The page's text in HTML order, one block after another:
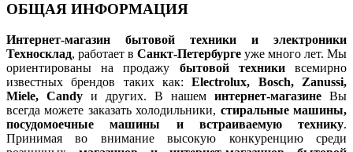
ОБЩАЯ ИНФОРМАЦИЯ
Интернет-магазин бытовой техники и электроники
Техносклад, работает в Санкт-Петербурге уже много лет. Мы
ориентированы на продажу бытовой техникивсемирно
известных брендов таких как:Electrolux, Bosch, Zanussi,
Miele, Candy и других. В нашем интернет-магазине Вы
всегда можете заказать холодильники, стиральные машины,
посудомоечные машины и встраиваемую технику.
Принимая во внимание высокую конкуренцию среди